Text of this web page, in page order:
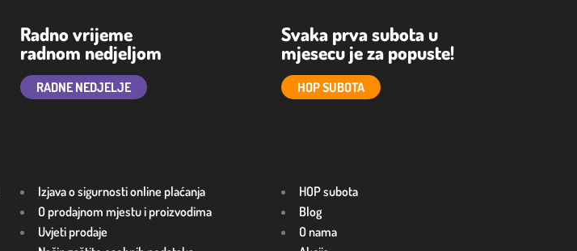
Radno vrijeme
radnom nedjeljom
RADNE NEDJELJE
Svaka prva subota u
mjesecu je za popuste!
HOP SUBOTA
Izjava o sigurnosti online plaćanja
O prodajnom mjestu i proizvodima
Uvjeti prodaje
HOP subota
Blog
O nama